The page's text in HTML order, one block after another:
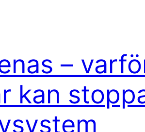
–
kan